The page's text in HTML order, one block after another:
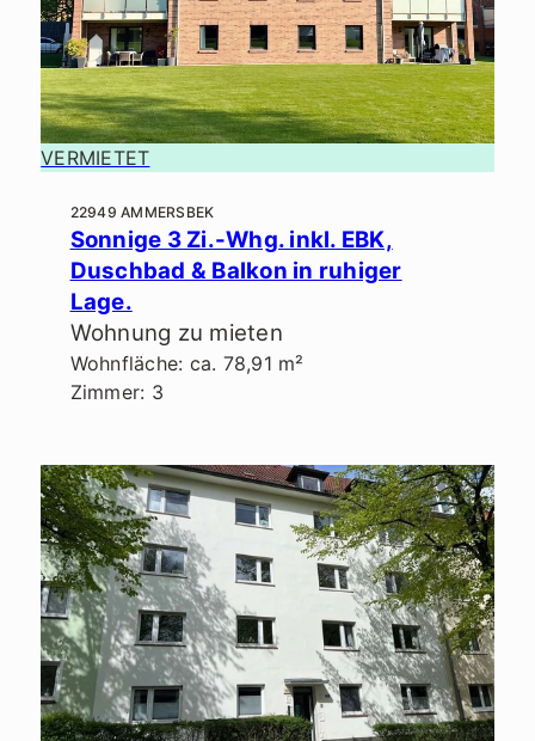
VERMIETET
22949 AMMERSBEK
Sonnige 3 Zi.-Whg. inkl. EBK,
Duschbad & Balkon in ruhiger
Lage.
Wohnung zu mieten
Wohnfläche: ca. 78,91 m²
Zimmer: 3